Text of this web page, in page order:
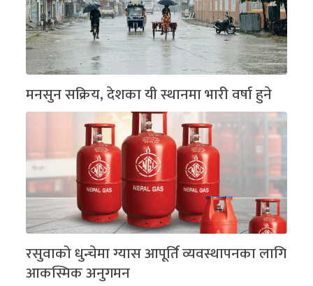
मनसुन सक्रिय, देशका यी स्थानमा भारी वर्षा हुने
रसुवाको धुन्चेमा ग्यास आपूर्ति व्यवस्थापनका लागि
आकस्मिक अनुगमन